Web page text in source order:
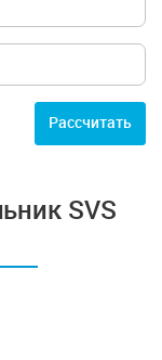
Расcчитать
SVS